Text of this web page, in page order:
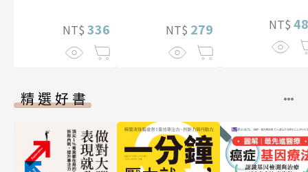
NT$ 336 NT$ 279 NT$
精選好書